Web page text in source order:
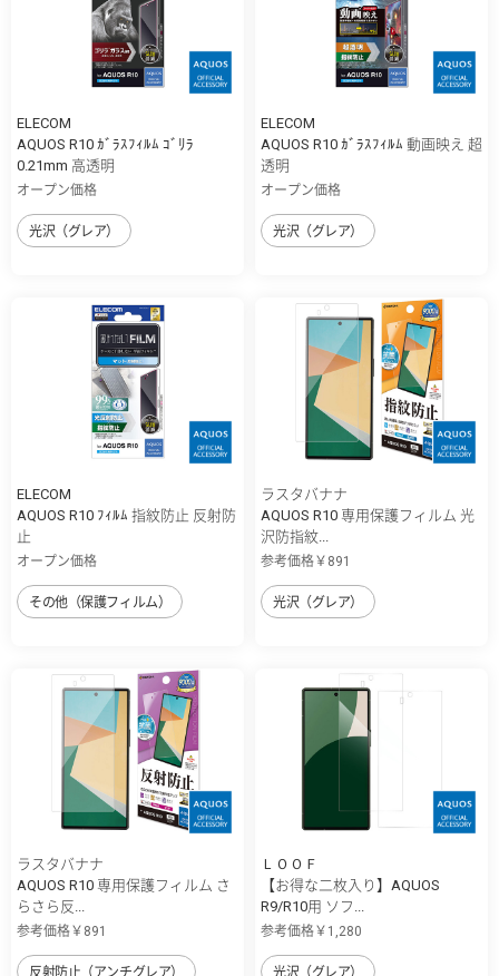
ELECOM
AQUOS R10 ｶﾞﾗｽﾌｨﾙﾑ ｺﾞﾘﾗ
0.21mm 高透明
オープン価格
光沢（グレア）
ELECOM
AQUOS R10 ｶﾞﾗｽﾌｨﾙﾑ 動画映え 超
透明
オープン価格
光沢（グレア）
ELECOM
AQUOS R10 ﾌｨﾙﾑ 指紋防止 反射防
止
オープン価格
その他（保護フィルム）
ラスタバナナ
AQUOS R10 専用保護フィルム 光
沢防指紋...
参考価格￥891
光沢（グレア）
ラスタバナナ
AQUOS R10 専用保護フィルム さ
らさら反...
参考価格￥891
反射防止（アンチグレア）
ＬＯＯＦ
【お得な二枚入り】AQUOS
R9/R10用 ソフ...
参考価格￥1,280
光沢（グレア）